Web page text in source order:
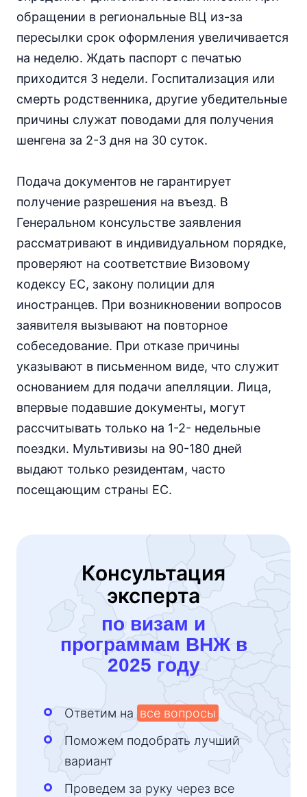
обращении в региональные ВЦ из-за
пересылки срок оформления увеличивается
на неделю. Ждать паспорт с печатью
приходится 3 недели. Госпитализация или
смерть родственника, другие убедительные
причины служат поводами для получения
шенгена за 2-3 дня на 30 суток.
Подача документов не гарантирует
получение разрешения на въезд. В
Генеральном консульстве заявления
рассматривают в индивидуальном порядке,
проверяют на соответствие Визовому
кодексу ЕС, закону полиции для
иностранцев. При возникновении вопросов
заявителя вызывают на повторное
собеседование. При отказе причины
указывают в письменном виде, что служит
основанием для подачи апелляции. Лица,
впервые подавшие документы, могут
рассчитывать только на 1-2- недельные
поездки. Мультивизы на 90-180 дней
выдают только резидентам, часто
посещающим страны ЕС.
Консультация
эксперта
по визам и
программам ВНЖ в
2025 году
Ответим на все вопросы
Поможем подобрать лучший
вариант
Проведем за руку через все